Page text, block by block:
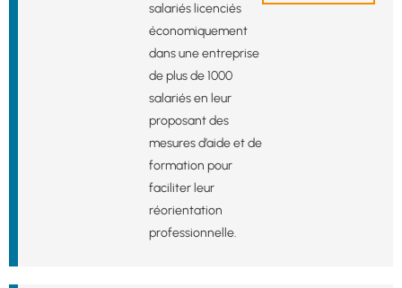
salariés licenciés
économiquement
dans une entreprise
de plus de 1000
salariés en leur
proposant des
mesures d’aide et de
formation pour
faciliter leur
réorientation
professionnelle.